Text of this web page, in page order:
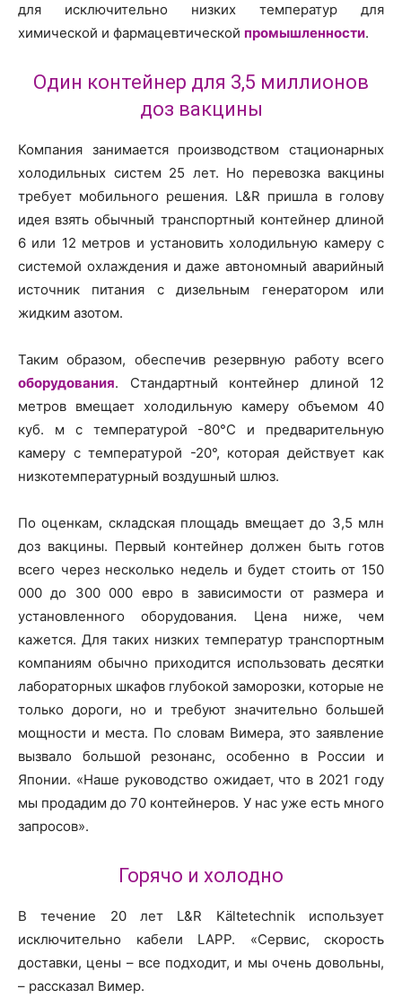
для исключительно низких температур для
химической и фармацевтической промышленности.
Один контейнер для 3,5 миллионов
доз вакцины
Компания занимается производством стационарных
холодильных систем 25 лет. Но перевозка вакцины
требует мобильного решения. L&R пришла в голову
идея взять обычный транспортный контейнер длиной
6 или 12 метров и установить холодильную камеру с
системой охлаждения и даже автономный аварийный
источник питания с дизельным генератором или
жидким азотом.
Таким образом, обеспечив резервную работу всего
оборудования. Стандартный контейнер длиной 12
метров вмещает холодильную камеру объемом 40
куб. м с температурой -80°С и предварительную
камеру с температурой -20°, которая действует как
низкотемпературный воздушный шлюз.
По оценкам, складская площадь вмещает до 3,5 млн
доз вакцины. Первый контейнер должен быть готов
всего через несколько недель и будет стоить от 150
000 до 300 000 евро в зависимости от размера и
установленного оборудования. Цена ниже, чем
кажется. Для таких низких температур транспортным
компаниям обычно приходится использовать десятки
лабораторных шкафов глубокой заморозки, которые не
только дороги, но и требуют значительно большей
мощности и места. По словам Вимера, это заявление
вызвало большой резонанс, особенно в России и
Японии. «Наше руководство ожидает, что в 2021 году
мы продадим до 70 контейнеров. У нас уже есть много
запросов».
Горячо и холодно
В течение 20 лет L&R Kältetechnik использует
исключительно кабели LAPP. «Сервис, скорость
доставки, цены – все подходит, и мы очень довольны,
– рассказал Вимер.